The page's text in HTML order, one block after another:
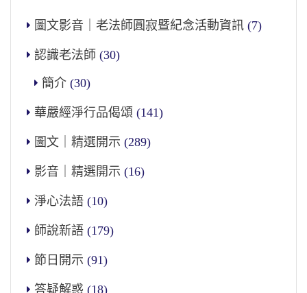
個人真正覺悟了。
節錄自金剛般若研習報告09-023-0073集
1995/5
圖文影音｜老法師圓寂暨紀念活動資訊 (7)
認識老法師 (30)
簡介 (30)
華嚴經淨行品偈頌 (141)
圖文｜精選開示 (289)
影音｜精選開示 (16)
淨心法語 (10)
師說新語 (179)
節日開示 (91)
答疑解惑 (18)